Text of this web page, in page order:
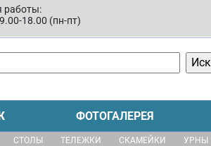
работы:
18.00 (пн-пт)
ФОТОГАЛЕРЕЯ
СТОЛЫ ТЕЛЕЖКИ СКАМЕЙКИ УРНЫ